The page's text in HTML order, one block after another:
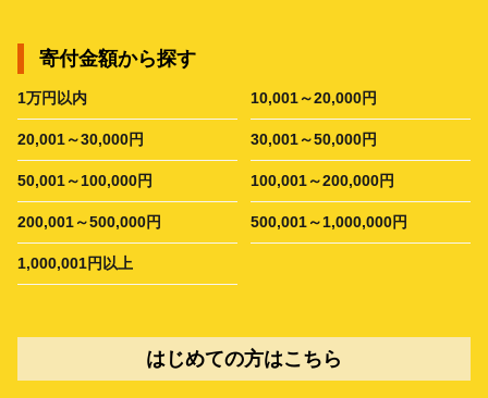
寄付金額から探す
1万円以内 10,001～20,000円
20,001～30,000円 30,001～50,000円
50,001～100,000円 100,001～200,000円
200,001～500,000円 500,001～1,000,000円
1,000,001円以上
はじめての方はこちら